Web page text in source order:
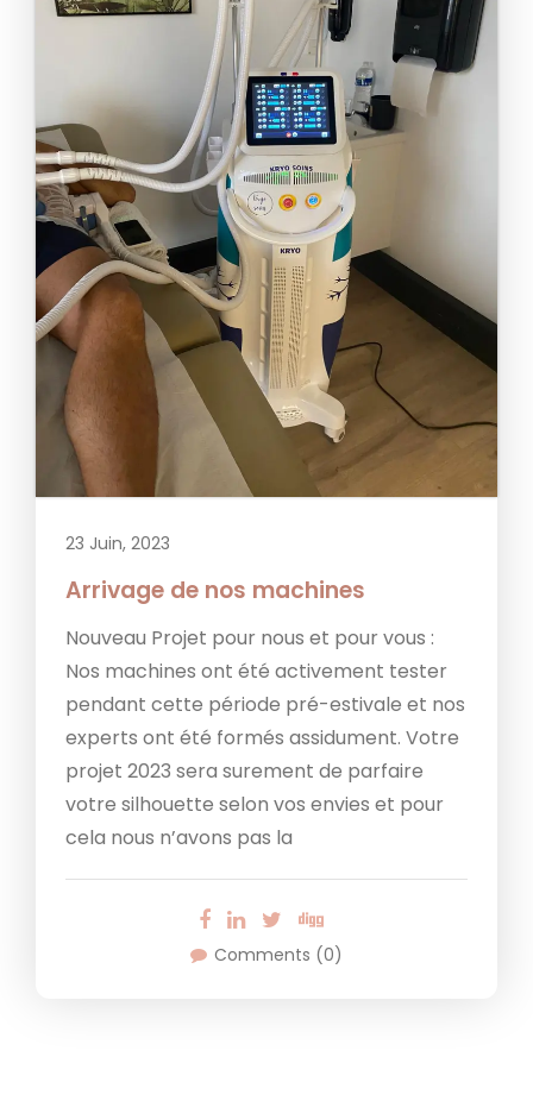
23 Juin, 2023
Arrivage de nos machines
Nouveau Projet pour nous et pour vous :
Nos machines ont été activement tester
pendant cette période pré-estivale et nos
experts ont été formés assidument. Votre
projet 2023 sera surement de parfaire
votre silhouette selon vos envies et pour
cela nous n’avons pas la
Comments (0)